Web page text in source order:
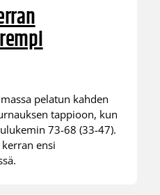
pelatun kahden
tappioon, kun
73-68 (33-47).
ensi